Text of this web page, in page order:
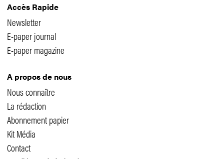
Accès Rapide
Newsletter
E-paper journal
E-paper magazine
A propos de nous
Nous connaître
La rédaction
Abonnement papier
Kit Média
Contact